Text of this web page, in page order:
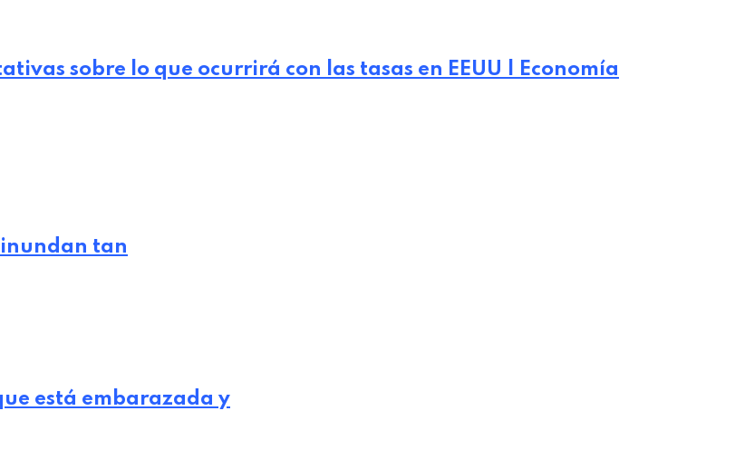
sobre lo que ocurrirá con las tasas en EEUU | Economía
inundan tan
está embarazada y